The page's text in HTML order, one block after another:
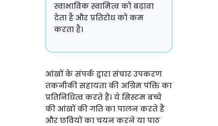
स्वाभाविक स्वामित्व को बढ़ावा
देता है और प्रतिरोध को कम
करता है।
आंखों के संपर्क द्वारा संचार उपकरण
तकनीकी सहायता की अग्रिम पंक्ति का
प्रतिनिधित्व करते हैं। ये सिस्टम बच्चे
की आंखों की गति का पालन करते हैं
और छवियों का चयन करने या पाठ